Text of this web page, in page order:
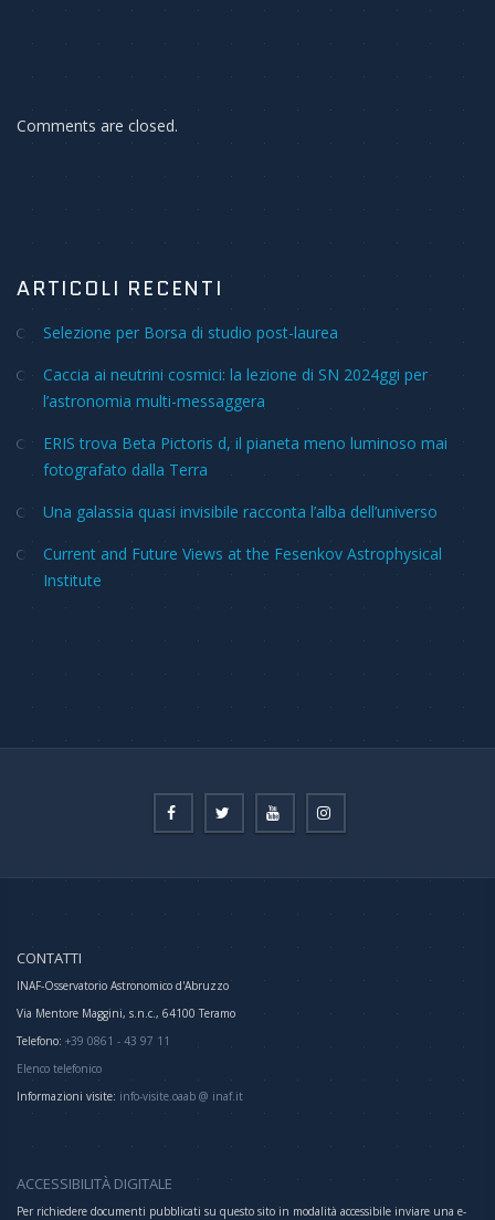
Comments are closed.
ARTICOLI RECENTI
Selezione per Borsa di studio post-laurea
Caccia ai neutrini cosmici: la lezione di SN 2024ggi per
l’astronomia multi-messaggera
ERIS trova Beta Pictoris d, il pianeta meno luminoso mai
fotografato dalla Terra
Una galassia quasi invisibile racconta l’alba dell’universo
Current and Future Views at the Fesenkov Astrophysical
Institute
CONTATTI
INAF-Osservatorio Astronomico d'Abruzzo
Via Mentore Maggini, s.n.c., 64100 Teramo
Telefono: +39 0861 - 43 97 11
Elenco telefonico
Informazioni visite: info-visite.oaab @ inaf.it
ACCESSIBILITÀ DIGITALE
Per richiedere documenti pubblicati su questo sito in modalità accessibile inviare una e-